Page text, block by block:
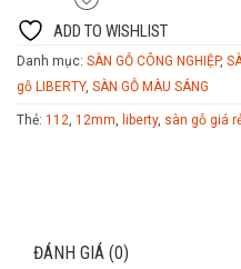
ADD TO WISHLIST
Danh mục: SÀN GỖ CÔNG NGHIỆP,
gỗ LIBERTY, SÀN GỖ MÀU SÁNG
Thẻ: 112, 12mm, liberty, sàn gỗ giá
ĐÁNH GIÁ (0)